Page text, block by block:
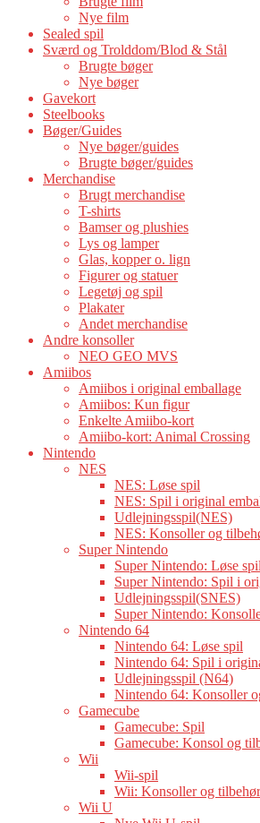
Nye film
Sealed spil
Sværd og Trolddom/Blod & Stål
Brugte bøger
Nye bøger
Gavekort
Steelbooks
Bøger/Guides
Nye bøger/guides
Brugte bøger/guides
Merchandise
Brugt merchandise
T-shirts
Bamser og plushies
Lys og lamper
Glas, kopper o. lign
Figurer og statuer
Legetøj og spil
Plakater
Andet merchandise
Andre konsoller
NEO GEO MVS
Amiibos
Amiibos i original emballage
Amiibos: Kun figur
Enkelte Amiibo-kort
Amiibo-kort: Animal Crossing
Nintendo
NES
NES: Løse spil
NES: Spil i original
Udlejningsspil(NES)
NES: Konsoller og
Super Nintendo
Super Nintendo: Løse spil
Super Nintendo: Spil i
Udlejningsspil(SNES)
Super Nintendo:
Nintendo 64
Nintendo 64: Løse spil
Nintendo 64: Spil i
Udlejningsspil (N64)
Nintendo 64: Konsoller
Gamecube
Gamecube: Spil
Gamecube: Konsol og
Wii
Wii-spil
Wii: Konsoller og tilbehør
Wii U